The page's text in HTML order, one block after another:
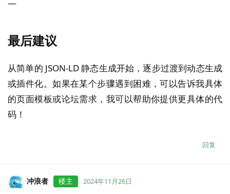
—
最后建议
从简单的 JSON-LD 静态生成开始，逐步过渡到动态生成
或插件化。如果在某个步骤遇到困难，可以告诉我具体
的页面模板或论坛需求，我可以帮助你提供更具体的代
码！
回复
冲浪者 楼主 2024年11月26日